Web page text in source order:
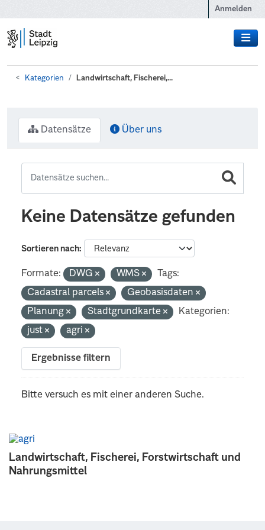
Anmelden
Kategorien Landwirtschaft, Fischerei,...
Landwirtschaft, Fischerei, Forstwirtschaft und
Nahrungsmittel
Datensätze Über uns
Keine Datensätze gefunden
Sortieren nach
Formate: DWG WMS
Tags:
Cadastral parcels
Geobasisdaten
Planung
Stadtgrundkarte
Kategorien:
just
agri
Ergebnisse filtern
Bitte versuch es mit einer anderen Suche.